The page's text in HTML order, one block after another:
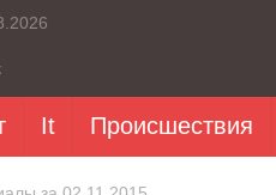
It Происшествия